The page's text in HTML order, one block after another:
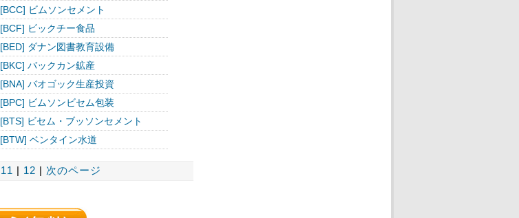
[BCC] ビムソンセメント
[BCF] ビックチー食品
[BED] ダナン図書教育設備
[BKC] バックカン鉱産
[BNA] バオゴック生産投資
[BPC] ビムソンビセム包装
[BTS] ビセム・ブッソンセメント
[BTW] ベンタイン水道
11 12 次のページ